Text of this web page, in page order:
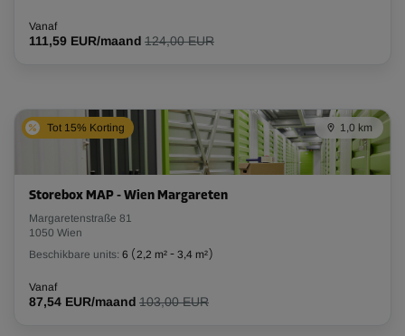
Vanaf
111,59 EUR/maand 124,00 EUR
Tot 15% Korting 1,0 km
Storebox MAP - Wien Margareten
Margaretenstraße 81
1050 Wien
Beschikbare units: 6 (2,2 m² - 3,4 m²)
Vanaf
87,54 EUR/maand 103,00 EUR